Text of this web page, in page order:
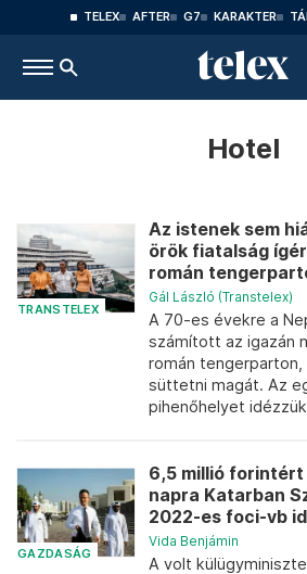
TELEX AFTER G7 KARAKTER
Hotel
TRANSTELEX
Az istenek sem
örök fiatalság
román
Gál László (Transtelex)
A 70-es évekre a
számított az igazán
román tengerparton,
süttetni magát. Az
pihenőhelyet
GAZDASÁG
6,5 millió forintért
napra Katarban
2022-es foci-vb
Vida Benjámin
A volt